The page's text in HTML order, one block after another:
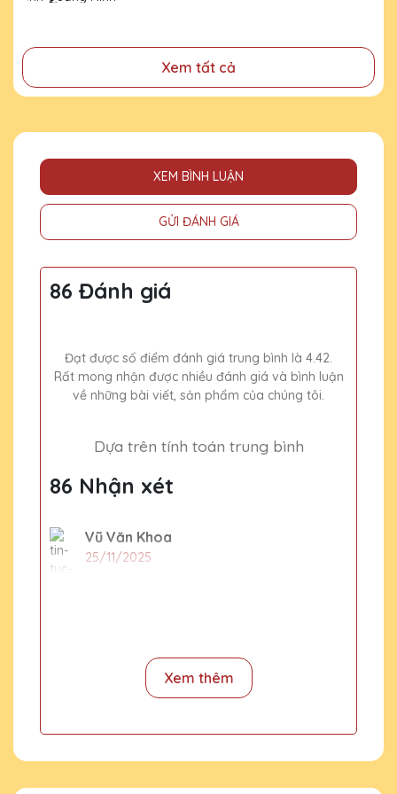
Xem tất cả
XEM BÌNH LUẬN
GỬI ĐÁNH GIÁ
86 Đánh giá
Đạt được số điểm đánh giá trung bình là 4.42.
Rất mong nhận được nhiều đánh giá và bình luận
về những bài viết, sản phẩm của chúng tôi.
Dựa trên tính toán trung bình
86 Nhận xét
Vũ Văn Khoa
25/11/2025
25/11/2025
thật sự sáng tạo và chuyên nghiệp. Sản
Xem thêm